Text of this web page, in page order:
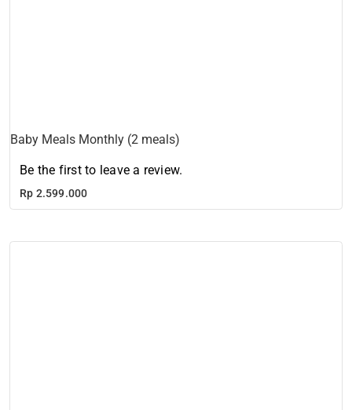
Baby Meals Monthly (2 meals)
Be the first to leave a review.
Rp 2.599.000